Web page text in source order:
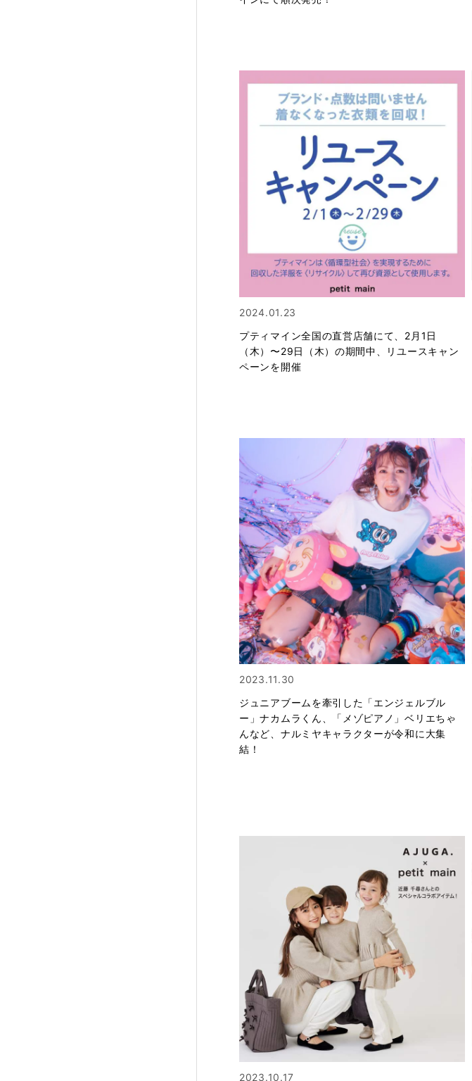
2024.01.23
プティマイン全国の直営店舗にて、2月1日
（木）〜29日（木）の期間中、リユースキャン
ペーンを開催
2023.11.30
ジュニアブームを牽引した「エンジェルブル
ー」ナカムラくん、「メゾピアノ」ベリエちゃ
んなど、ナルミヤキャラクターが令和に大集
結！
2023.10.17